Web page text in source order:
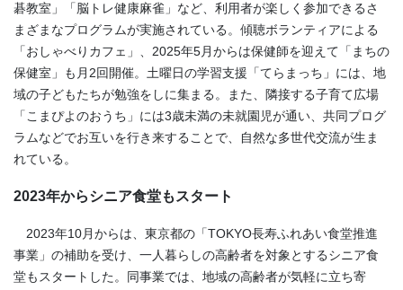
碁教室」「脳トレ健康麻雀」など、利用者が楽しく参加できるさ
まざまなプログラムが実施されている。傾聴ボランティアによる
「おしゃべりカフェ」、2025年5月からは保健師を迎えて「まちの
保健室」も月2回開催。土曜日の学習支援「てらまっち」には、地
域の子どもたちが勉強をしに集まる。また、隣接する子育て広場
「こまぴよのおうち」には3歳未満の未就園児が通い、共同プログ
ラムなどでお互いを行き来することで、自然な多世代交流が生ま
れている。
2023年からシニア食堂もスタート
2023年10月からは、東京都の「TOKYO長寿ふれあい食堂推進
事業」の補助を受け、一人暮らしの高齢者を対象とするシニア食
堂もスタートした。同事業では、地域の高齢者が気軽に立ち寄